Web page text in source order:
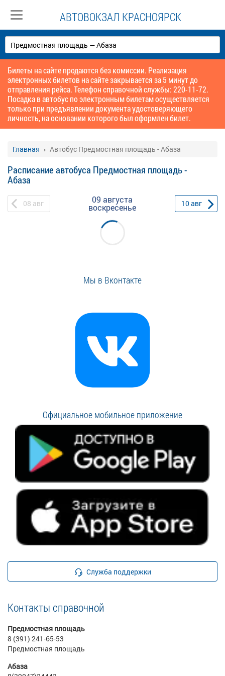
АВТОВОКЗАЛ КРАСНОЯРСК
Билеты на сайте продаются без комиссии. Реализация
электронных билетов на сайте закрывается за 5 минут до
отправления рейса. Телефон справочной службы: 220-11-72.
Посадка в автобус по электронным билетам осуществляется
только при предъявлении документа удостоверяющего
личность, на основании которого был оформлен билет.
Главная Автобус Предмостная площадь - Абаза
Расписание автобуса Предмостная площадь -
Абаза
08 авг 09 августа
воскресенье 10авг
Мы в Вконтакте
Официальное мобильное приложение
Служба поддержки
Контакты справочной
Предмостная площадь
8 (391) 241-65-53
Предмостная площадь
Абаза